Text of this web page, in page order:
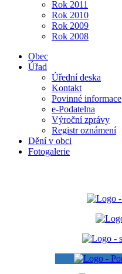
Rok 2011
Rok 2010
Rok 2009
Rok 2008
Obec
Úřad
Úřední deska
Kontakt
Povinné informace
e-Podatelna
Výroční zprávy
Registr oznámení
Dění v obci
Fotogalerie